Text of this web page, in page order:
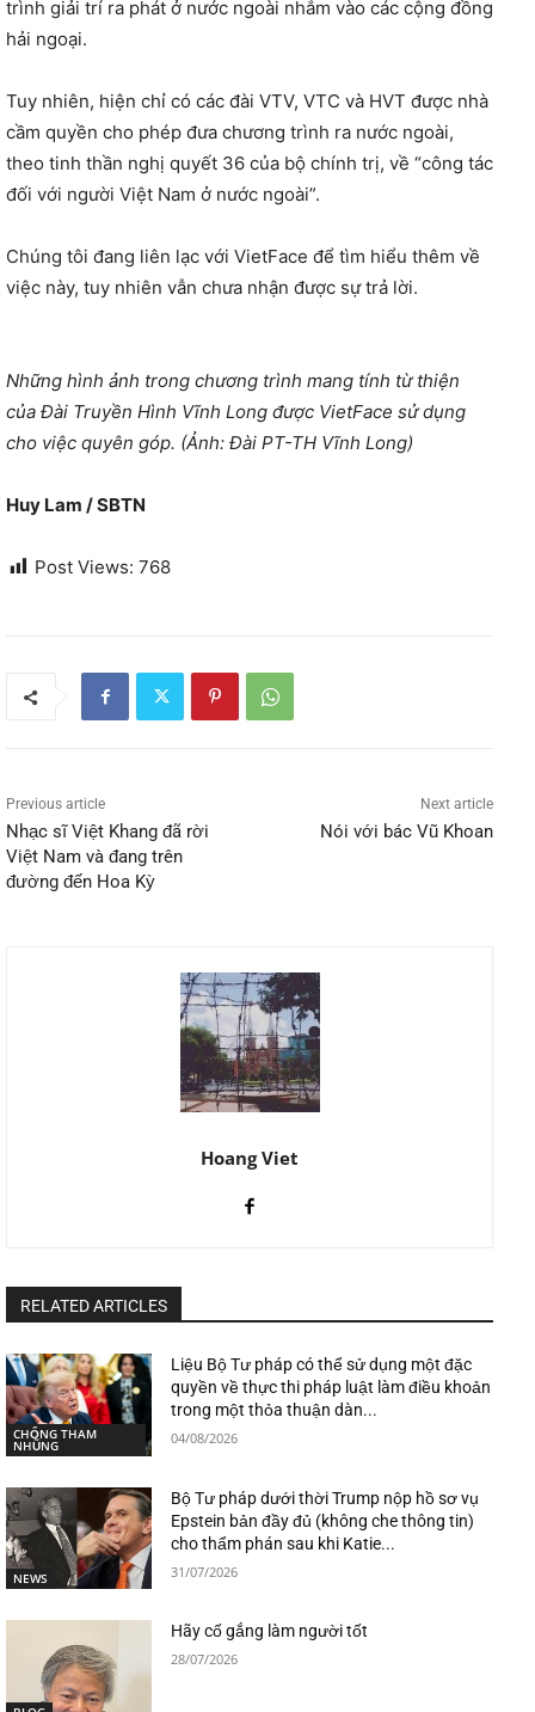
trình giải trí ra phát ở nước ngoài nhắm vào các cộng đồng
hải ngoại.
Tuy nhiên, hiện chỉ có các đài VTV, VTC và HVT được nhà
cầm quyền cho phép đưa chương trình ra nước ngoài,
theo tinh thần nghị quyết 36 của bộ chính trị, về “công tác
đối với người Việt Nam ở nước ngoài”.
Chúng tôi đang liên lạc với VietFace để tìm hiểu thêm về
việc này, tuy nhiên vẫn chưa nhận được sự trả lời.
Những hình ảnh trong chương trình mang tính từ thiện
của Đài Truyền Hình Vĩnh Long được VietFace sử dụng
cho việc quyên góp. (Ảnh: Đài PT-TH Vĩnh Long)
Huy Lam / SBTN
Post Views: 768
Previous article
Nhạc sĩ Việt Khang đã rời
Việt Nam và đang trên
đường đến Hoa Kỳ
Next article
Nói với bác Vũ Khoan
Hoang Viet
RELATED ARTICLES
CHỐNG THAM
NHŨNG
Liệu Bộ Tư pháp có thể sử dụng một đặc
quyền về thực thi pháp luật làm điều khoản
trong một thỏa thuận dàn...
04/08/2026
NEWS
Bộ Tư pháp dưới thời Trump nộp hồ sơ vụ
Epstein bản đầy đủ (không che thông tin)
cho thẩm phán sau khi Katie...
31/07/2026
Hãy cố gắng làm người tốt
28/07/2026